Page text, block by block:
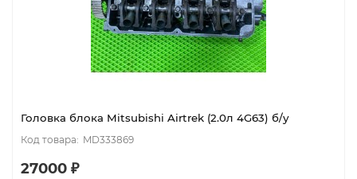
Головка блока Mitsubishi Airtrek (2.0л 4G63) б/у
MD333869
27000 ₽